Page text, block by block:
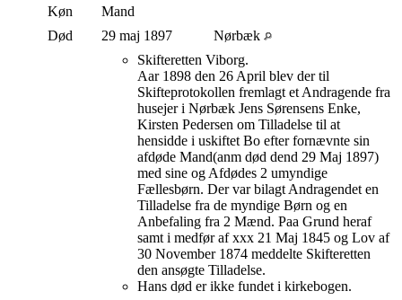
Køn
Mand
Død
29 maj 1897
Nørbæk
Skifteretten Viborg.
Aar 1898 den 26 April blev der til
Skifteprotokollen fremlagt et Andragende fra
husejer i Nørbæk Jens Sørensens Enke,
Kirsten Pedersen om Tilladelse til at
hensidde i uskiftet Bo efter fornævnte sin
afdøde Mand(anm død dend 29 Maj 1897)
med sine og Afdødes 2 umyndige
Fællesbørn. Der var bilagt Andragendet en
Tilladelse fra de myndige Børn og en
Anbefaling fra 2 Mænd. Paa Grund heraf
samt i medfør af xxx 21 Maj 1845 og Lov af
30 November 1874 meddelte Skifteretten
den ansøgte Tilladelse.
Hans død er ikke fundet i kirkebogen.